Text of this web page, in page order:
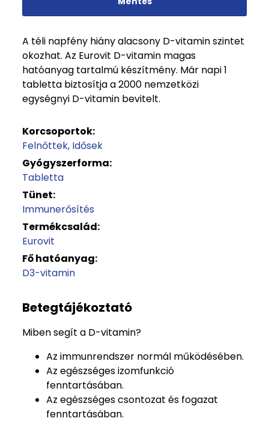
A téli napfény hiány alacsony D-vitamin szintet
okozhat. Az Eurovit D-vitamin magas
hatóanyag tartalmú készítmény. Már napi 1
tabletta biztosítja a 2000 nemzetközi
egységnyi D-vitamin bevitelt.
Korcsoportok:
Felnőttek Idősek
Gyógyszerforma:
Tabletta
Tünet:
Immunerősítés
Termékcsalád:
Eurovit
Fő hatóanyag:
D3-vitamin
Betegtájékoztató
Miben segít a D-vitamin?
Az immunrendszer normál működésében.
Az egészséges izomfunkció
fenntartásában.
Az egészséges csontozat és fogazat
fenntartásában.